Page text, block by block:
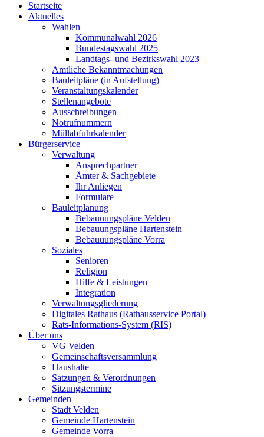
Startseite
Aktuelles
Wahlen
Kommunalwahl 2026
Bundestagswahl 2025
Landtags- und Bezirkswahl 2023
Amtliche Bekanntmachungen
Bauleitpläne (in Aufstellung)
Veranstaltungskalender
Stellenangebote
Ausschreibungen
Notrufnummern
Müllabfuhrkalender
Bürgerservice
Verwaltung
Ansprechpartner
Ämter & Sachgebiete
Ihr Anliegen
Formulare
Bauleitplanung
Bebauuungspläne Velden
Bebauungspläne Hartenstein
Bebauuungspläne Vorra
Soziales
Senioren
Religion
Hilfe & Leistungen
Integration
Verwaltungsgliederung
Digitales Rathaus (Rathausservice Portal)
Rats-Informations-System (RIS)
Über uns
VG Velden
Gemeinschaftsversammlung
Haushalte
Satzungen & Verordnungen
Sitzungstermine
Gemeinden
Stadt Velden
Gemeinde Hartenstein
Gemeinde Vorra